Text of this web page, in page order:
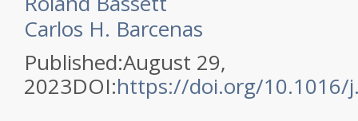
Carlos H. Barcenas
Published:August 29,
2023DOI:https://doi.org/10.1016/